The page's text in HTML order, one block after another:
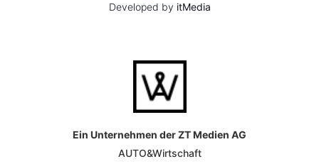
Developed by itMedia
Ein Unternehmen der ZT Medien AG
AUTO&Wirtschaft